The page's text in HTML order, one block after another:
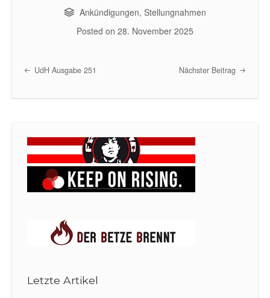
Ankündigungen,Stellungnahmen
Posted on 28. November 2025
Post navigation
UdH Ausgabe 251 Nächster Beitrag
Letzte Artikel